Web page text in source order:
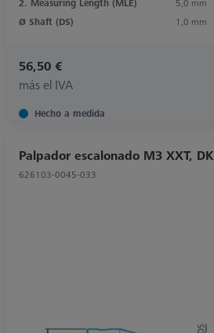
Ø Shaft (DS)
1,0 mm
56,50 €
más el IVA
Hecho a medida
Palpador escalonado M3 XXT,
626103-0045-033